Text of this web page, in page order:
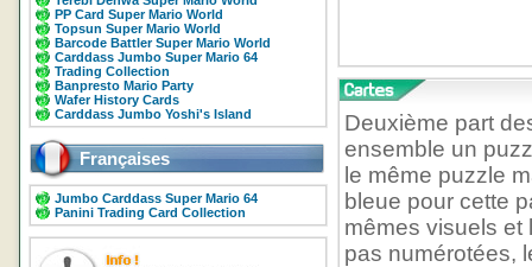
PP Card Super Mario World
Topsun Super Mario World
Barcode Battler Super Mario World
Carddass Jumbo Super Mario 64
Trading Collection
Banpresto Mario Party
Wafer History Cards
Carddass Jumbo Yoshi's Island
Françaises
Jumbo Carddass Super Mario 64
Panini Trading Card Collection
Deuxième part
ensemble un
le même puzzle
bleue pour cette
mêmes visuels et
pas numérotées,